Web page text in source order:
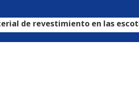
en las escotillas. Una